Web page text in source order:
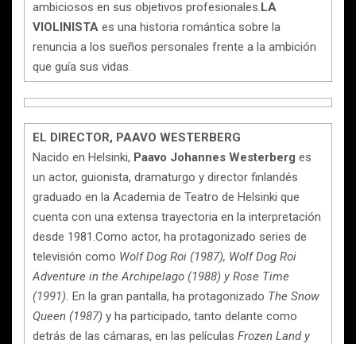
ambiciosos en sus objetivos profesionales.LA
VIOLINISTA es una historia romántica sobre la
renuncia a los sueños personales frente a la ambición
que guía sus vidas.
EL DIRECTOR, PAAVO WESTERBERG
Nacido en Helsinki, Paavo Johannes Westerberg es
un actor, guionista, dramaturgo y director finlandés
graduado en la Academia de Teatro de Helsinki que
cuenta con una extensa trayectoria en la interpretación
desde 1981.Como actor, ha protagonizado series de
televisión como Wolf Dog Roi (1987), Wolf Dog Roi
Adventure in the Archipelago (1988) y Rose Time
(1991). En la gran pantalla, ha protagonizado The Snow
Queen (1987) y ha participado, tanto delante como
detrás de las cámaras, en las películas Frozen Land y